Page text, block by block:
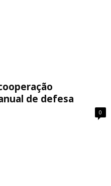
de defesa
0